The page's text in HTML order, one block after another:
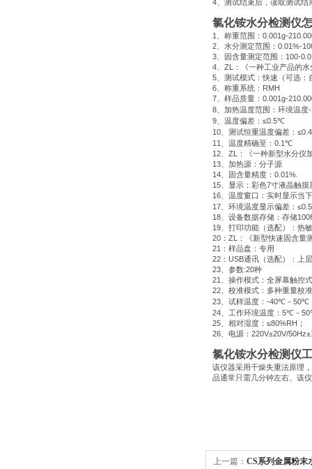
4 、测试结束后，读取测试
氯化铵水分检测仪
1 、称重范围： 0.001g-
2 、水分测定范围： 0.01%-
3 、固含量测定范围： 100-
4
ZL
：《一种工业产品的
5 、测试模式：快速（可选
6 、称重系统： RMH
7 、样品质量： 0.001g-
8 、加热温度范围：环境温度
9 、温度偏差： ≤0.5℃
10 、测试恒重温度偏差： ≤0.4
11
、温度精确至： 0.1℃
12
ZL
：《一种新型水分仪
13 、加热源：分子源
14 、固含量精度： 0.01%.
15 、显示：彩色7寸液晶触摸
16 、温度窗口：实时显示当
17 、环境温度显示偏差： ≤0.5
18 、设备数据存储：存储100
19 、打印功能（选配）：热
20 ： ZL
：《新型快速固含量
21 ：样品盘：专用
22 ： USB通讯（选配）：上
23 、参数:20种
21
、操作模式：全屏幕触控式
22 、校准模式：多种重量校
23 、试样温度： -40℃ － 50℃
24 、工作环境温度： 5℃ － 50
25 、相对湿度： ≤80%RΗ ；
26 、电源： 220V±20V/
氯化铵水分检测仪
该仪器采用干燥失重法原理
品通常只需几分钟左右。该
上一篇： CS系列金属粉末